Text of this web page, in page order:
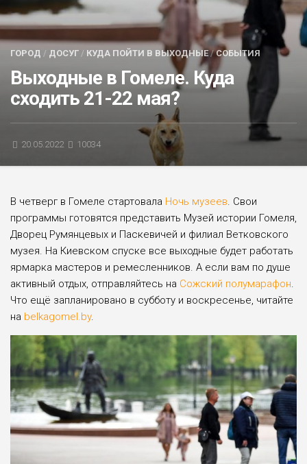
БЛИЦ-ОПРОС
АФИША
ГОРОД / ДОСУГ / КУДА ПОЙТИ В ВЫХОДНЫЕ/СОБЫТИЯ
Выходные в Гомеле. Куда
сходить 21-22 мая?
20.05.2022 10034
В четверг в Гомеле стартовала Ночь музеев. Свои
программы готовятся представить Музей истории Гомеля,
Дворец Румянцевых и Паскевичей и филиал Ветковского
музея. На Киевском спуске все выходные будет работать
ярмарка мастеров и ремесленников. А если вам по душе
активный отдых, отправляйтесь на Сожский полумарафон.
Что ещё запланировано в субботу и воскресенье, читайте
на belkagomel.by.